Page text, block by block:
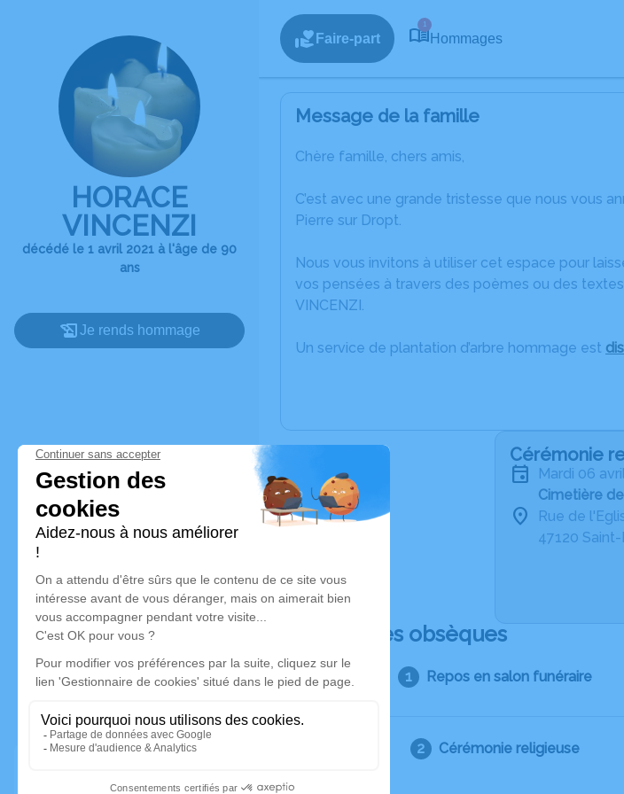
HORACE
VINCENZI
décédé le 1 avril 2021 à l'âge de 90
ans
Je rends hommage
Faire-part
1
Hommages
Message de la famille
Chère famille, chers amis,
C’est avec une grande tristesse que nous vous
Pierre sur Dropt.
Nous vous invitons à utiliser cet espace pour
vos pensées à travers des poèmes ou des
VINCENZI.
Un service de plantation d’arbre hommage est
Cérémonie
mardi 06
Cimetière
Rue de
47120
Déroulé des obsèques
Repos en salon funéraire
Cérémonie religieuse